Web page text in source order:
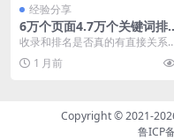
经验分享
6万个页面4.7万个关键词排
的秘籍
收录和排名是否真的有直接关系
关于这一点，实际上百度站长平台
已经有公告明确的说到...
1 月前
Copyright © 2021-
鲁ICP